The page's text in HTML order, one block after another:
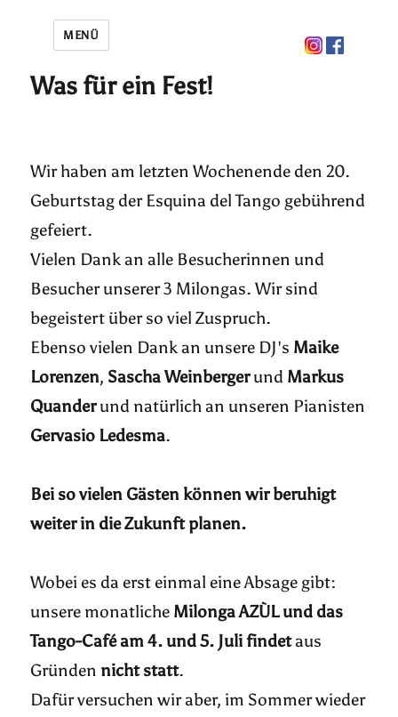
MENÜ
Was für ein Fest!
Wir haben am letzten Wochenende den 20.
Geburtstag der Esquina del Tango gebührend
gefeiert.
Vielen Dank an alle Besucherinnen und
Besucher unserer 3 Milongas. Wir sind
begeistert über so viel Zuspruch.
Ebenso vielen Dank an unsere DJ's Maike
Lorenzen, Sascha Weinbergerund Markus
Quanderund natürlich an unseren Pianisten
Gervasio Ledesma.
Bei so vielen Gästen können wir beruhigt
weiter in die Zukunft planen.
Wobei es da erst einmal eine Absage gibt:
unsere monatliche Milonga AZÙL und das
Tango-Café am 4. und 5. Juli findetaus
Gründen nicht statt.
Dafür versuchen wir aber, im Sommer wieder